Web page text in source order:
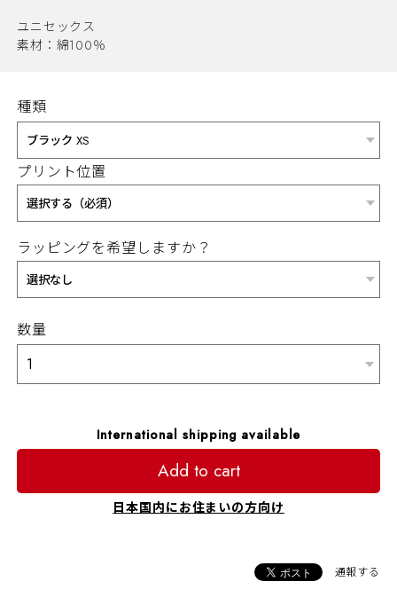
ユニセックス
素材：綿100％
種類
プリント位置
ラッピングを希望しますか？
数量
International shipping available
Add to cart
日本国内にお住まいの方向け
通報する